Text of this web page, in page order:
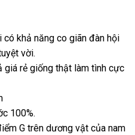
khả năng co giãn đàn hội
vời.
giá rẻ giống thật làm tình cực
100%.
G trên dương vật tổng
của nam